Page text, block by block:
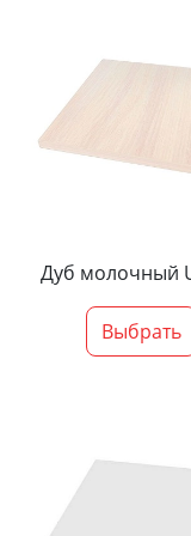
Дуб молочный
Выбрать